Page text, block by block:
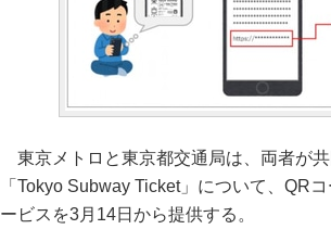
東京メトロと東京都交通局は、両者が
「Tokyo Subway Ticket」について、QR
ービスを3月14日から提供する。